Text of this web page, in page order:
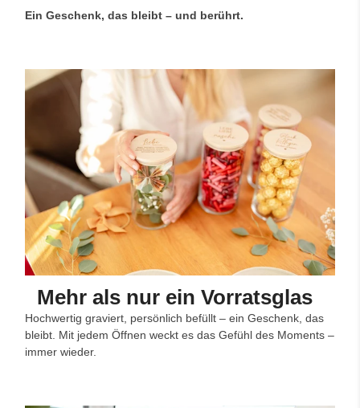
Ein Geschenk, das bleibt – und berührt.
Mehr als nur ein Vorratsglas
Hochwertig graviert, persönlich befüllt – ein Geschenk, das
bleibt. Mit jedem Öffnen weckt es das Gefühl des Moments –
immer wieder.